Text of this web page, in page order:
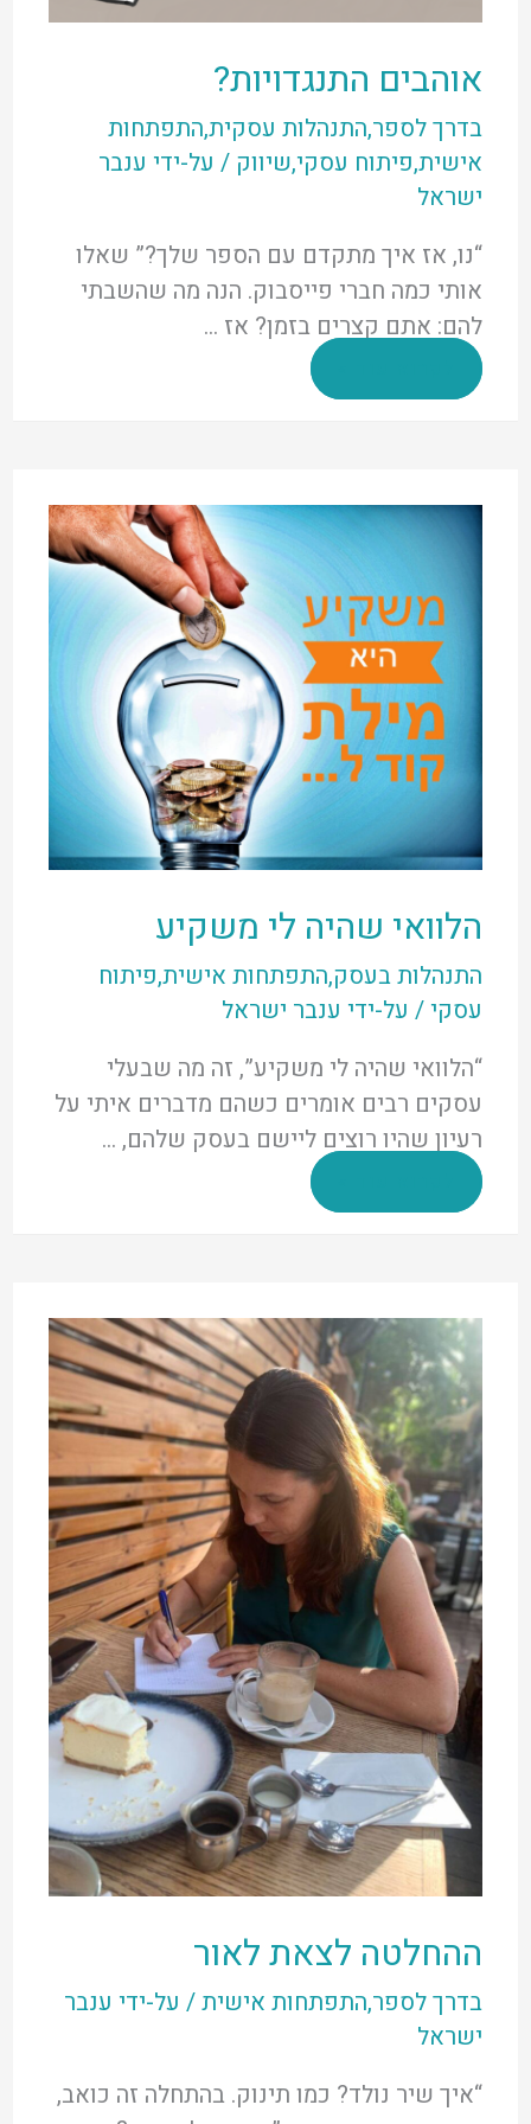
אוהבים התנגדויות?
בדרך לספר,התנהלות עסקית,התפתחות
אישית,פיתוח עסקי,שיווק / על-ידי ענבר
ישראל
“נו, אז איך מתקדם עם הספר שלך?” שאלו
אותי כמה חברי פייסבוק. הנה מה שהשבתי
להם: אתם קצרים בזמן? אז …
הלוואי שהיה לי משקיע
התנהלות בעסק,התפתחות אישית,פיתוח
עסקי/ על-ידי ענבר ישראל
“הלוואי שהיה לי משקיע”, זה מה שבעלי
עסקים רבים אומרים כשהם מדברים איתי על
רעיון שהיו רוצים ליישם בעסק שלהם, …
לי
ההחלטה לצאת לאור
בדרך לספר,התפתחות אישית/ על-ידי ענבר
ישראל
“איך שיר נולד? כמו תינוק. בהתחלה זה כואב,